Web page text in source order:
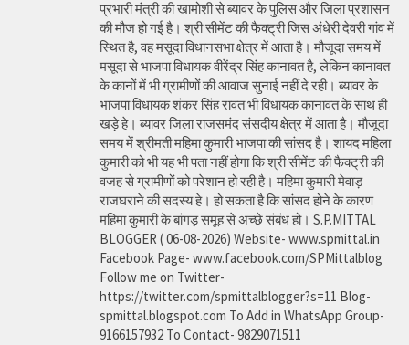
प्रभारी मंत्री की खामोशी से ब्यावर के पुलिस और जिला प्रशासन
की मौज हो गई है। श्री सीमेंट की फैक्ट्री जिस अंधेरी देवरी गांव में
स्थित है, वह मसूदा विधानसभा क्षेत्र में आता है। मौजूदा समय में
मसूदा से भाजपा विधायक वीरेंद्र सिंह कानावत है, लेकिन कानावत
के कानों में भी ग्रामीणों की आवाज सुनाई नहीं दे रही। ब्यावर के
भाजपा विधायक शंकर सिंह रावत भी विधायक कानावत के साथ ही
खड़े हे। ब्यावर जिला राजसमंद संसदीय क्षेत्र में आता है। मौजूदा
समय में श्रीमती महिमा कुमारी भाजपा की सांसद है। शायद महिला
कुमारी को भी यह भी पता नहीं होगा कि श्री सीमेंट की फैक्ट्री की
वजह से ग्रामीणों को परेशान हो रही है। महिमा कुमारी मेवाड़
राजघराने की सदस्य हे। हो सकता है कि सांसद होने के कारण
महिमा कुमारी के बांगड़ समूह से अच्छे संबंध हो। S.P.MITTAL
BLOGGER ( 06-08-2026) Website- www.spmittal.in
Facebook Page- www.facebook.com/SPMittalblog
Follow me on Twitter-
https://twitter.com/spmittalblogger?s=11 Blog-
spmittal.blogspot.com To Add in WhatsApp Group-
9166157932 To Contact- 9829071511